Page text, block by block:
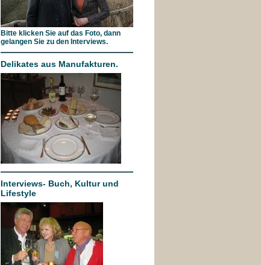
Bitte klicken Sie auf das Foto, dann
gelangen Sie zu den Interviews.
Delikates aus Manufakturen.
Interviews- Buch, Kultur und
Lifestyle